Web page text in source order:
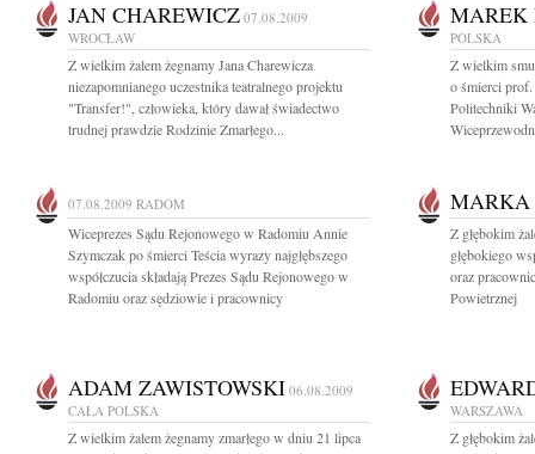
JAN CHAREWICZ 07.08.2009
WROCŁAW
Z wielkim żalem żegnamy Jana Charewicza
niezapomnianego uczestnika teatralnego projektu
"Transfer!", człowieka, który dawał świadectwo
trudnej prawdzie Rodzinie Zmarłego...
MAREK
POLSKA
Z wielkim
o śmierci
Politechniki
07.08.2009 RADOM
Wiceprezes Sądu Rejonowego w Radomiu Annie
Szymczak po śmierci Teścia wyrazy najgłębszego
współczucia składają Prezes Sądu Rejonowego w
Radomiu oraz sędziowie i pracownicy
Z głębokim
głębokiego
oraz
Powietrznej
ADAM ZAWISTOWSKI 06.08.2009
CAŁA POLSKA
Z wielkim żalem żegnamy zmarłego w dniu 21 lipca
WARSZAWA
Z głębokim